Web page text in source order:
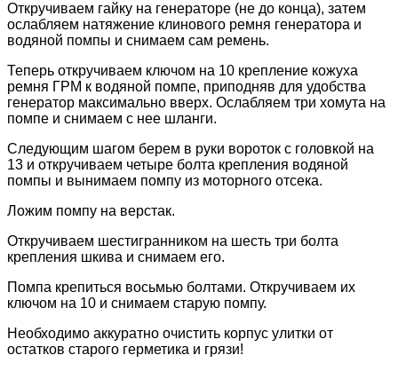
Откручиваем гайку на генераторе (не до конца), затем
ослабляем натяжение клинового ремня генератора и
водяной помпы и снимаем сам ремень.
Теперь откручиваем ключом на 10 крепление кожуха
ремня ГРМ к водяной помпе, приподняв для удобства
генератор максимально вверх. Ослабляем три хомута на
помпе и снимаем с нее шланги.
Следующим шагом берем в руки вороток с головкой на
13 и откручиваем четыре болта крепления водяной
помпы и вынимаем помпу из моторного отсека.
Ложим помпу на верстак.
Откручиваем шестигранником на шесть три болта
крепления шкива и снимаем его.
Помпа крепиться восьмью болтами. Откручиваем их
ключом на 10 и снимаем старую помпу.
Необходимо аккуратно очистить корпус улитки от
остатков старого герметика и грязи!